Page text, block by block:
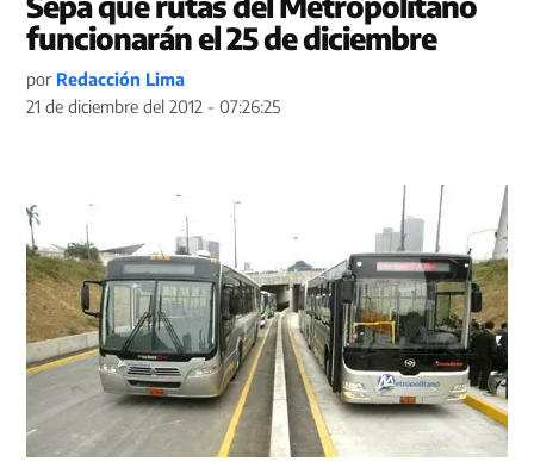
funcionarán el 25 de diciembre
por Redacción Lima
21 de diciembre del 2012 - 07:26:25